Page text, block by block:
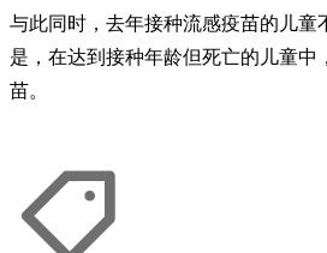
与此同时，去年接种流感疫苗的儿童
是，在达到接种年龄但死亡的儿童中
苗。